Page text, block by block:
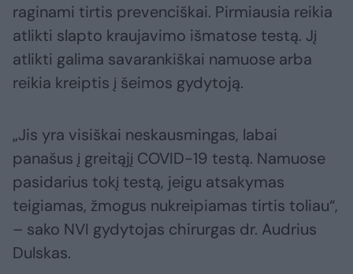
raginami tirtis prevenciškai. Pirmiausia reikia
atlikti slapto kraujavimo išmatose testą. Jį
atlikti galima savarankiškai namuose arba
reikia kreiptis į šeimos gydytoją.
„Jis yra visiškai neskausmingas, labai
panašus į greitąjį COVID-19 testą. Namuose
pasidarius tokį testą, jeigu atsakymas
teigiamas, žmogus nukreipiamas tirtis toliau“,
– sako NVI gydytojas chirurgas dr. Audrius
Dulskas.